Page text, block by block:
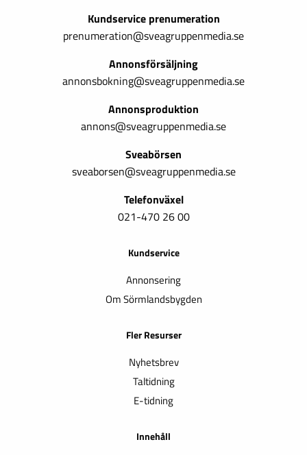
Kundservice prenumeration
prenumeration@sveagruppenmedia.se
Annonsförsäljning
annonsbokning@sveagruppenmedia.se
Annonsproduktion
annons@sveagruppenmedia.se
Sveabörsen
sveaborsen@sveagruppenmedia.se
Telefonväxel
021-470 26 00
Kundservice
Annonsering
Om Sörmlandsbygden
Fler Resurser
Nyhetsbrev
Taltidning
E-tidning
Innehåll